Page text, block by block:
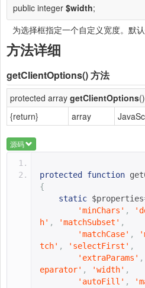
public integer $width;
为选择框指定一个自定义宽度。默
方法详细
getClientOptions()方法
protected array getClientOptions()
{return}
array
源码
protected function
{
static $properties
'minChars' ,
h' , 'matchSubset' ,
'matchCase' ,
tch' , 'selectFirst' ,
'extraParams' ,
eparator' , 'width' ,
'autoFill' ,